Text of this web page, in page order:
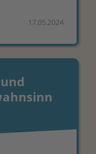
17.05.2024